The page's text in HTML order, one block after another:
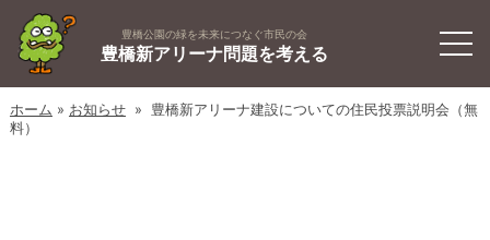
豊橋公園の緑を未来につなぐ市民の会
豊橋新アリーナ問題を考える
ホーム » お知らせ» 豊橋新アリーナ建設についての住民投票説明会（無
料）